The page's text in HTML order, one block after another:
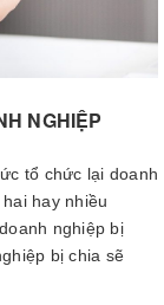
NGHIỆP
tổ chức lại doanh
hay nhiều
nghiệp bị
bị chia sẽ